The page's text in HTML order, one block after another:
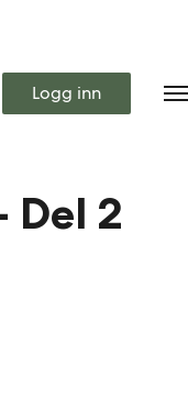
Logg inn
Del 2